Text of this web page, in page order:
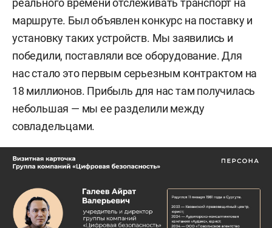
маршруте. Был объявлен конкурс на поставку и
установку таких устройств. Мы заявились и
победили, поставляли все оборудование. Для
нас стало это первым серьезным контрактом на
18 миллионов. Прибыль для нас там получилась
небольшая — мы ее разделили между
совладельцами.